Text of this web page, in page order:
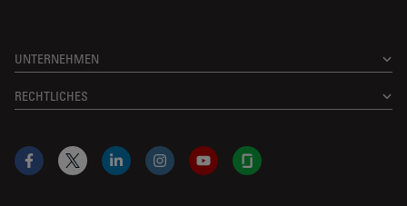
UNTERNEHMEN
RECHTLICHES
Facebook
X LinkedInInstagramYouTubeGlassdoor